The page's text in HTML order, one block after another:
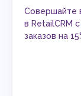
Совершайте
в RetailCRM
заказов на